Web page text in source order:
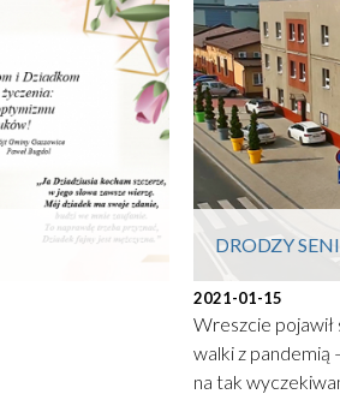
DRODZY
2021-01-15
Wreszcie pojawił
walki z pandemią
na tak